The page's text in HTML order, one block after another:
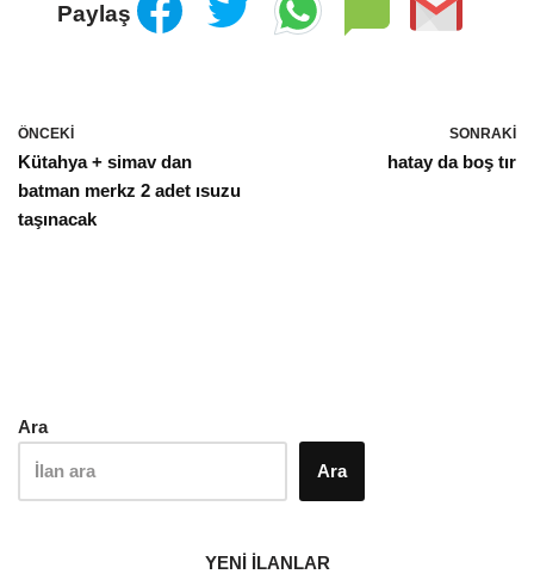
Paylaş
ÖNCEKI
Kütahya + simav dan
batman merkz 2 adet ısuzu
taşınacak
SONRAKI
hatay da boş tır
Ara
Ara
YENİ İLANLAR